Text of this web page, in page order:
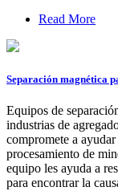
Read More
Separación magnética
Equipos de
industrias de
compromete a
procesamiento de
equipo les ayuda a
para encontrar la